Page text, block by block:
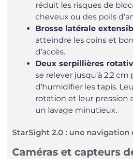
réduit les risques de
cheveux ou des poils
Brosse latérale
atteindre les coins et
d’accès.
Deux serpillières
se relever jusqu’à 2,2
d’humidifier les tapis.
rotation et leur pression
un lavage minutieux.
StarSight 2.0 : une navigation
Caméras et capteurs